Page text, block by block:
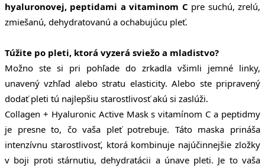
hyaluronovej, peptidami a vitaminom C pre suchú, zrelú,
zmiešanú, dehydratovanú a ochabujúcu pleť.
Túžite po pleti, ktorá vyzerá sviežo a mladistvo?
Možno ste si pri pohľade do zrkadla všimli jemné linky,
unavený vzhľad alebo stratu elasticity. Alebo ste pripravený
dodať pleti tú najlepšiu starostlivosť akú si zaslúži.
Collagen + Hyaluronic Active Mask s vitamínom C a peptidmy
je presne to, čo vaša pleť potrebuje. Táto maska prináša
intenzívnu starostlivosť, ktorá kombinuje najúčinnejšie zložky
v boji proti stárnutiu, dehydratácii a únave pleti. Je to vaša